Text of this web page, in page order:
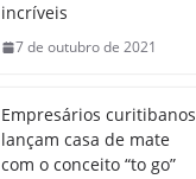
incríveis
7 de outubro de 2021
Empresários curitibanos
lançam casa de mate
com o conceito “to go”